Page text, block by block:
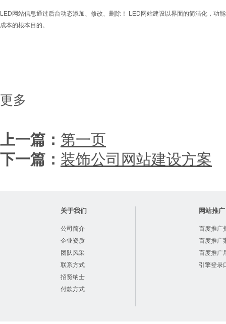
LED网站信息通过后台动态添加、修改、删除！ LED网站建设以界面的简洁化，
成本的根本目的。
更多
上一篇： 第一页
下一篇： 装饰公司网站建设方案
关于我们
公司简介
企业资质
团队风采
联系方式
招贤纳士
付款方式
网站推广
百度推广
百度推广
百度推广
引擎登录